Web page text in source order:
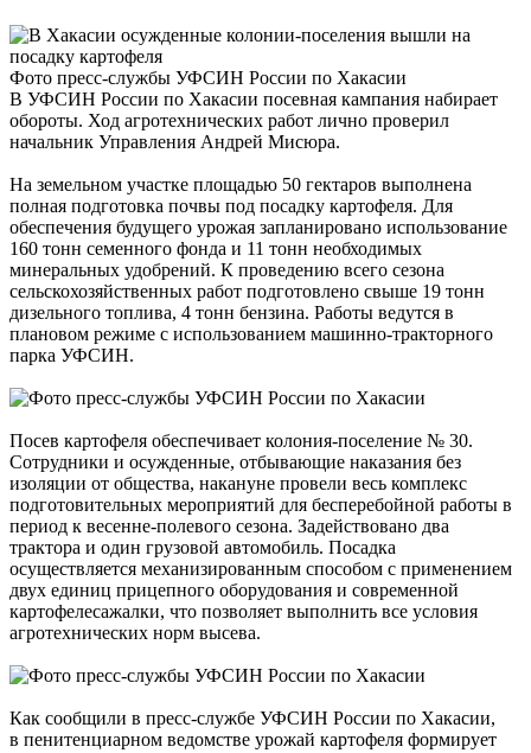
Фото пресс-службы УФСИН России по Хакасии
В УФСИН России по Хакасии посевная кампания набирает
обороты. Ход агротехнических работ лично проверил
начальник Управления Андрей Мисюра.
На земельном участке площадью 50 гектаров выполнена
полная подготовка почвы под посадку картофеля. Для
обеспечения будущего урожая запланировано использование
160 тонн семенного фонда и 11 тонн необходимых
минеральных удобрений. К проведению всего сезона
сельскохозяйственных работ подготовлено свыше 19 тонн
дизельного топлива, 4 тонн бензина. Работы ведутся в
плановом режиме с использованием машинно-тракторного
парка УФСИН.
Посев картофеля обеспечивает колония-поселение № 30.
Сотрудники и осужденные, отбывающие наказания без
изоляции от общества, накануне провели весь комплекс
подготовительных мероприятий для бесперебойной работы в
период к весенне-полевого сезона. Задействовано два
трактора и один грузовой автомобиль. Посадка
осуществляется механизированным способом с применением
двух единиц прицепного оборудования и современной
картофелесажалки, что позволяет выполнить все условия
агротехнических норм высева.
Как сообщили в пресс-службе УФСИН России по Хакасии,
в пенитенциарном ведомстве урожай картофеля формирует